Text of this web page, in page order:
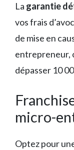
La garantie
vos frais
de mise en
entrepreneur,
dépasser 10
micro-
Optez pour